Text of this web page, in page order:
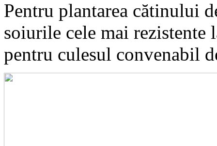
Pentru plantarea cătinului
soiurile cele mai
pentru culesul convenabil